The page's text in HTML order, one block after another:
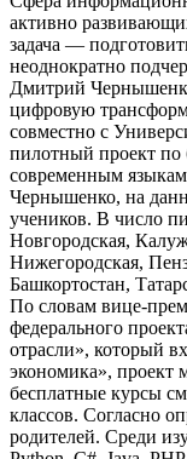
активно
задача —
неоднократно
Дмитрий
цифровую
совместно с
пилотный проект по
современным
Чернышенко, на
учеников. В число
Новгородская,
Нижегородская,
Башкортостан,
По словам вице-
федерального
отрасли», который
экономика», проект
бесплатные курсы
классов. Согласно
родителей. Среди